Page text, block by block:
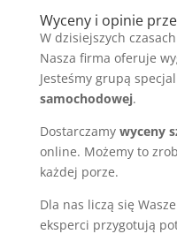
Wyceny i opinie
W dzisiejszych
Nasza firma oferuje
Jesteśmy grupą
samochodowej.
Dostarczamy wyceny
online. Możemy to
każdej porze.
Dla nas liczą się
eksperci przygotują